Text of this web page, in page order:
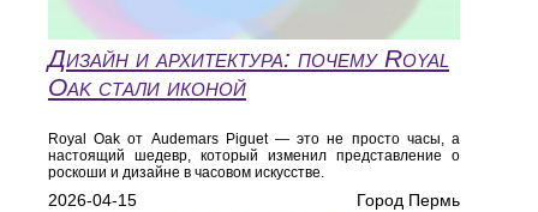
Дизайн и архитектура: почему Royal
Oak стали иконой
Royal Oak от Audemars Piguet — это не просто часы, а
настоящий шедевр, который изменил представление о
роскоши и дизайне в часовом искусстве.
2026-04-15 Город Пермь